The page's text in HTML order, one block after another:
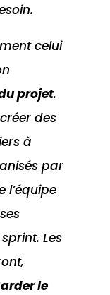
celui
projet.
des
à
par
l’équipe
Les
le